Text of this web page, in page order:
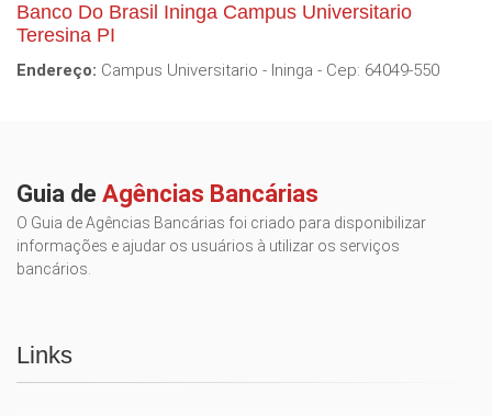
Banco Do Brasil Ininga Campus Universitario
Teresina PI
Endereço: Campus Universitario - Ininga - Cep: 64049-550
Guia de Agências Bancárias
O Guia de Agências Bancárias foi criado para disponibilizar
informações e ajudar os usuários à utilizar os serviços
bancários.
Links